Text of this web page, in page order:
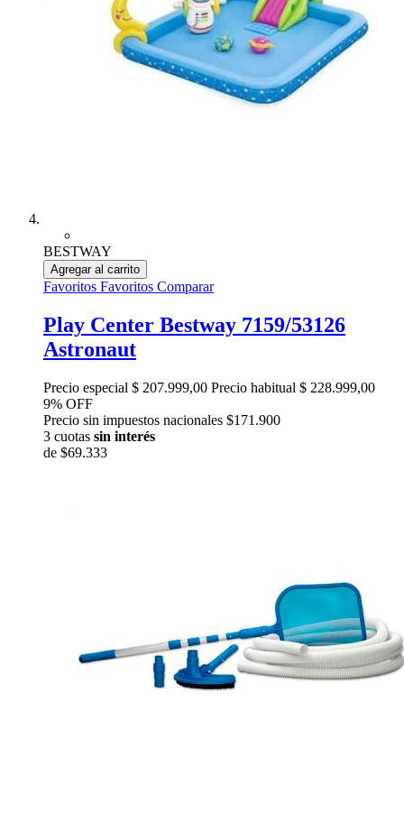
BESTWAY
Agregar al carrito
Favoritos Favoritos Comparar
Play Center Bestway 7159/53126
Astronaut
Precio especial $ 207.999,00 Precio habitual $ 228.999,00
9% OFF
Precio sin impuestos nacionales $171.900
3 cuotas sin interés
de $69.333